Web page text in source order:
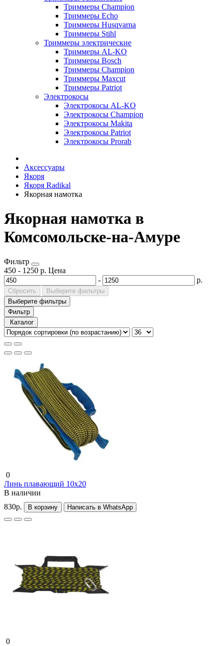
Триммеры Champion
Триммеры Echo
Триммеры Husqvarna
Триммеры Stihl
Триммеры электрические
Триммеры AL-KO
Триммеры Bosch
Триммеры Champion
Триммеры Maxcut
Триммеры Patriot
Электрокосы
Электрокосы AL-KO
Электрокосы Champion
Электрокосы Makita
Электрокосы Patriot
Электрокосы Prorab
Аксессуары
Якоря
Якоря Radikal
Якорная намотка
Якорная намотка в
Комсомольске-на-Амуре
Фильтр
450 - 1250 р. Цена
-
р.
Сбросить
Выберите фильтры
Выберите фильтры
Фильтр
Каталог
0
Линь плавающий 10x20
В наличии
830р.
В корзину Написать в WhatsApp
0